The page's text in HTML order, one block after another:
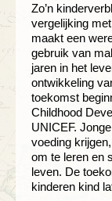
Zo’n
vergelijking
maakt een
gebruik van
jaren in het
ontwikkeling
toekomst
Childhood
UNICEF.
voeding
om te leren en
leven. De
kinderen kind